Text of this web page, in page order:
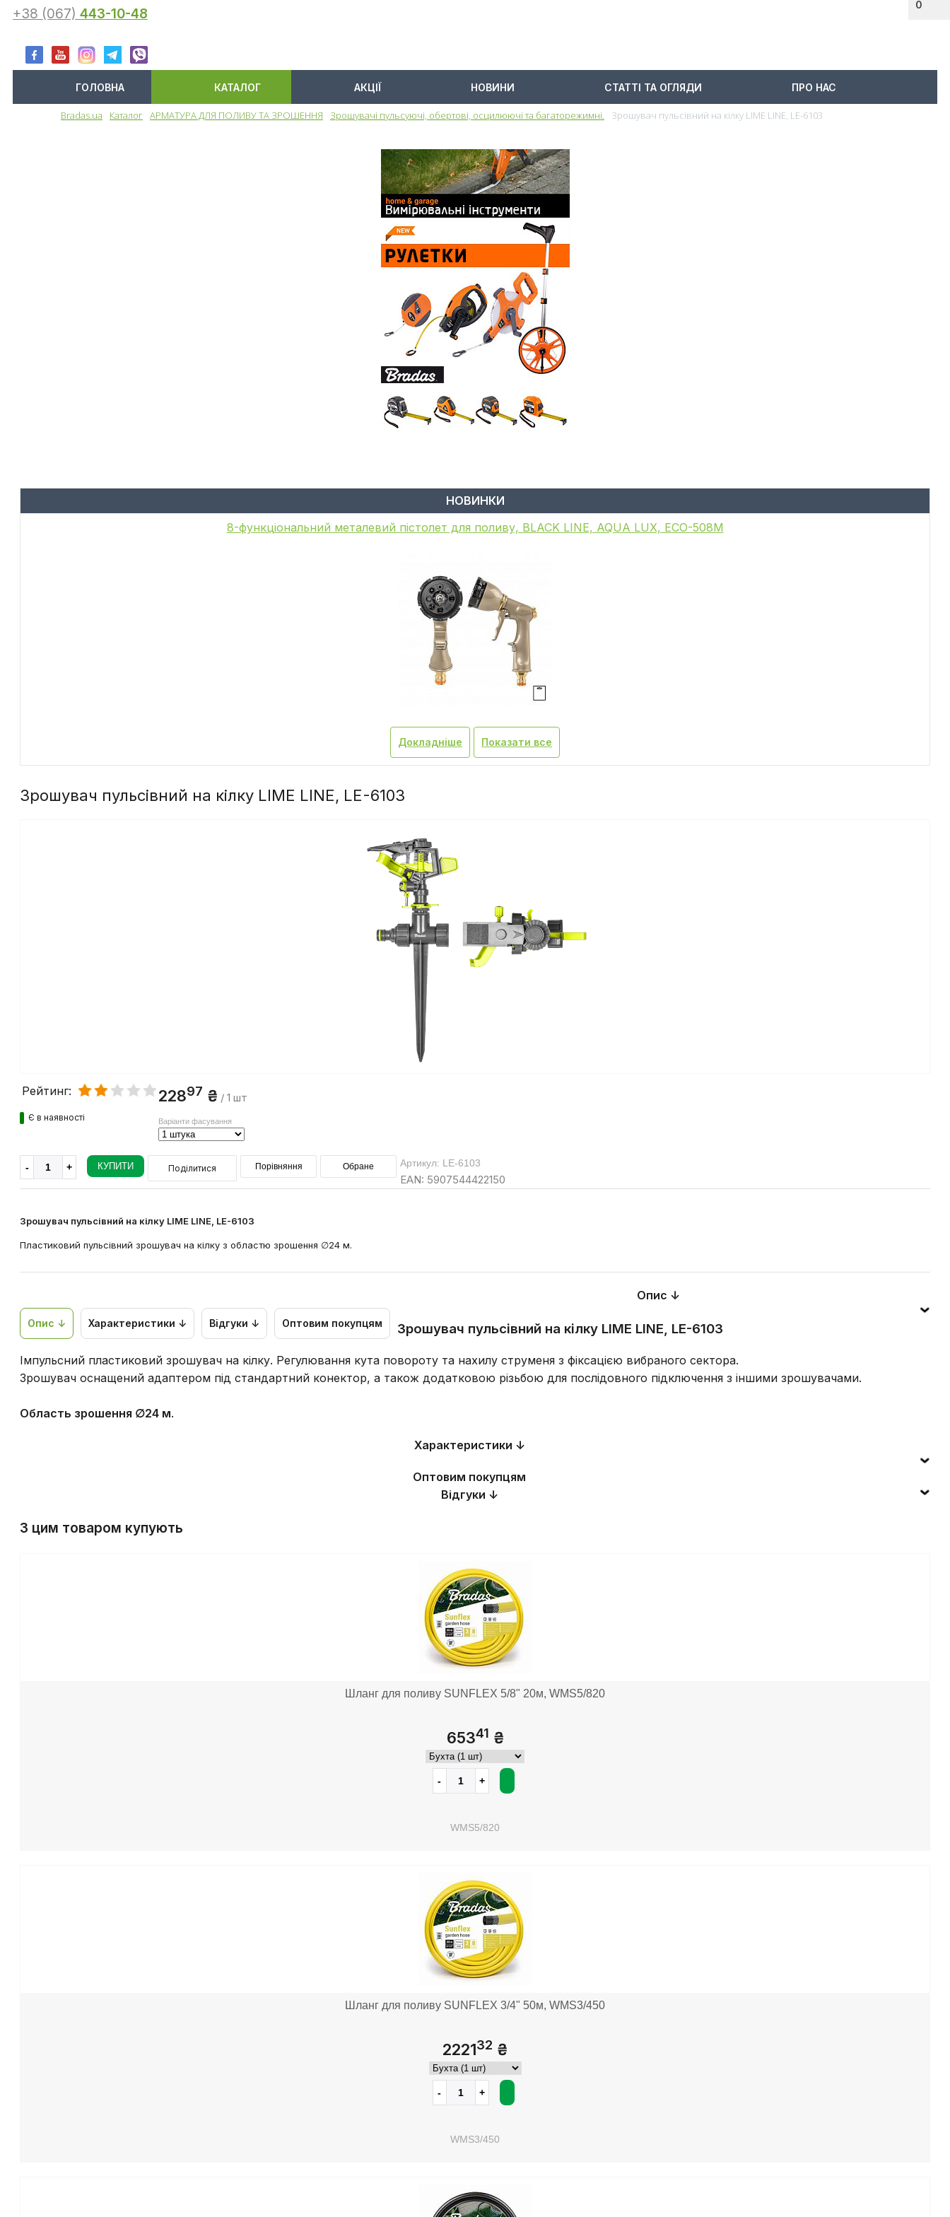
0
+38 (067) 443-10-48
ГОЛОВНА КАТАЛОГ АКЦІЇ НОВИНИ СТАТТІ ТА ОГЛЯДИ ПРО НАС
Bradas.ua Каталог АРМАТУРА ДЛЯ ПОЛИВУ ТА ЗРОШЕННЯ Зрошувачі пульсуючі, обертові, осцилюючі та багаторежимні. Зрошувач пульсівний на кілку LIME LINE, LE-6103
НОВИНКИ
8-функціональний металевий пістолет для поливу, BLACK LINE, AQUA LUX, ECO-508M
Докладніше Показати все
Зрошувач пульсівний на кілку LIME LINE, LE-6103
Рейтинг:
Є в наявності
22897 ₴ / 1 шт
Варіанти фасування
КУПИТИ Поділитися Порівняння Обране Артикул: LE-6103
EAN: 5907544422150
Зрошувач пульсівний на кілку LIME LINE, LE-6103
Пластиковий пульсівний зрошувач на кілку з областю зрошення ∅24 м.
Опис ↓ Характеристики ↓ Відгуки ↓ Оптовим покупцям
Опис ↓
Зрошувач пульсівний на кілку LIME LINE, LE-6103
Імпульсний пластиковий зрошувач на кілку. Регулювання кута повороту та нахилу струменя з фіксацією вибраного сектора.
Зрошувач оснащений адаптером під стандартний конектор, а також додатковою різьбою для послідовного підключення з іншими зрошувачами.
Область зрошення ∅24 м.
Характеристики ↓
Оптовим покупцям
Відгуки ↓
З цим товаром купують
Шланг для поливу SUNFLEX 5/8" 20м, WMS5/820
65341 ₴
WMS5/820
Шланг для поливу SUNFLEX 3/4" 50м, WMS3/450
222132 ₴
WMS3/450